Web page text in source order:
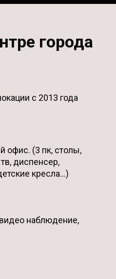
города
с 2013 года
офис. (3 пк, столы,
диспенсер,
кресла...)
наблюдение,